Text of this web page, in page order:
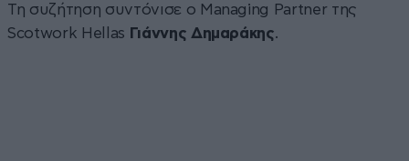
Τη συζήτηση συντόνισε ο Managing Partner της
Scotwork Hellas Γιάννης Δημαράκης.